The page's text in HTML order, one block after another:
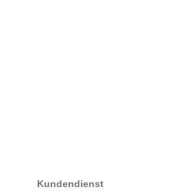
Kundendienst